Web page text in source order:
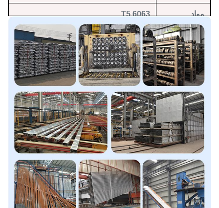
مواد 6063 T5
خدمات
پردازش
خم کردن، پاک کردن، جوشاندن، سوراخ
کردن، برش، CNC